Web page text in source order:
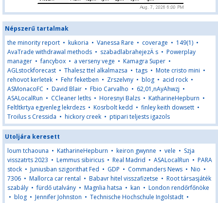
Népszerű tartalmak
the minority report • kukoria • Vanessa Rare • coverage • 149(1) •
AvaTrade withdrawal methods • szabadlabrahejezÄ s • Powerplay
manager •fancybox • a verseny vege • Kamagra Super •
AGLstockforecast • Thalesz ttel alkalmazsa • tags • Mote cristo mini •
rehovot kerletek • Fehr feketben • Zrszelvny • blog • acid rock •
ASMonacoFC • David Blair • Fbio Carvalho • 62,01,nAyAhwzj •
ASALocalRun • CCleaner letlts • Horesnyi Balzs • KatharineHepburn •
Feltltkrtya egyenleg lekrdezs • Kosrbolt kedd • finley keith dowsett •
Troilus s Cressida • hickory creek • ptipari teljests igazols
Utoljára keresett
loum tchaouna • KatharineHepburn • keiron gwynne • vele • Szja
visszatrts 2023 • Lemmus sibiricus • Real Madrid • ASALocalRun • PARA
stock • Juniusban szigorithat Fed • GDP • Commanders News • Nio •
7306 • Mallorca car rental • Babavr hitel visszafizetse • Root társasjáték
szabály •fürdő utalvány • Magnlia hatsa • kan • London rendőrfőnöke
• blog • Jennifer Johnston • Technische Hochschule Ingolstadt •